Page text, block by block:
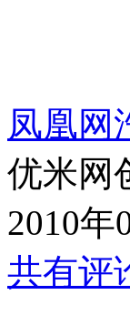
凤凰网
优米网
2010年
共有评